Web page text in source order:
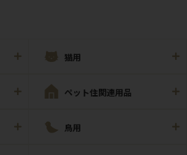
猫用
ペット住関連用品
鳥用